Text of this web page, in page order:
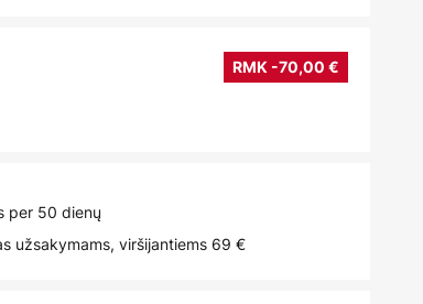
RMK -70,00 €
per 50 dienų
užsakymams, viršijantiems 69 €